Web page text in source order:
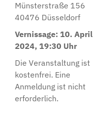
Münsterstraße 156
40476 Düsseldorf
Vernissage: 10. April
2024, 19:30 Uhr
Die Veranstaltung ist
kostenfrei. Eine
Anmeldung ist nicht
erforderlich.